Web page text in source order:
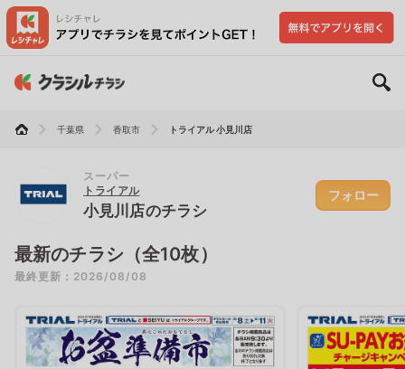
千葉県 香取市 トライアル 小見川店
スーパー
トライアル
小見川店のチラシ
フォロー
最新のチラシ（全10枚）
最終更新：2026/08/08